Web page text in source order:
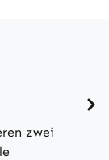
zwei